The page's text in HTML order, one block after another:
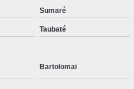
Sumaré
Taubaté
Bartolomai